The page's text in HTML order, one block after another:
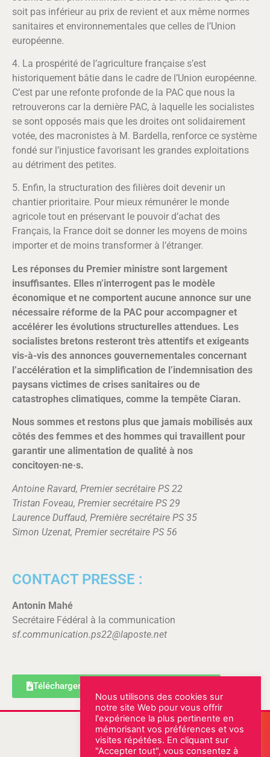
soit pas inférieur au prix de revient et aux même normes
sanitaires et environnementales que celles de l’Union
européenne.
4. La prospérité de l’agriculture française s’est
historiquement bâtie dans le cadre de l’Union européenne.
C’est par une refonte profonde de la PAC que nous la
retrouverons car la dernière PAC, à laquelle les socialistes
se sont opposés mais que les droites ont solidairement
votée, des macronistes à M. Bardella, renforce ce système
fondé sur l’injustice favorisant les grandes exploitations
au détriment des petites.
5. Enfin, la structuration des filières doit devenir un
chantier prioritaire. Pour mieux rémunérer le monde
agricole tout en préservant le pouvoir d’achat des
Français, la France doit se donner les moyens de moins
importer et de moins transformer à l’étranger.
Les réponses du Premier ministre sont largement
insuffisantes. Elles n’interrogent pas le modèle
économique et ne comportent aucune annonce sur une
nécessaire réforme de la PAC pour accompagner et
accélérer les évolutions structurelles attendues. Les
socialistes bretons resteront très attentifs et exigeants
vis-à-vis des annonces gouvernementales concernant
l’accélération et la simplification de l’indemnisation des
paysans victimes de crises sanitaires ou de
catastrophes climatiques, comme la tempête Ciaran.
Nous sommes et restons plus que jamais mobilisés aux
côtés des femmes et des hommes qui travaillent pour
garantir une alimentation de qualité à nos
concitoyen·ne·s.
Antoine Ravard, Premier secrétaire PS 22
Tristan Foveau, Premier secrétaire PS 29
Laurence Duffaud, Première secrétaire PS 35
Simon Uzenat, Premier secrétaire PS 56
CONTACT PRESSE :
Antonin Mahé
Secrétaire Fédéral à la communication
sf.communication.ps22@laposte.net
Télécharger le communiqué au format PDF
Notre permanence
Rue Abbé Eugène Fleury
22000 SAINT-BRIEUC
Nous utilisons des cookies sur
notre site Web pour vous offrir
l'expérience la plus pertinente en
mémorisant vos préférences et vos
visites répétées. En cliquant sur
"Accepter tout", vous consentez à